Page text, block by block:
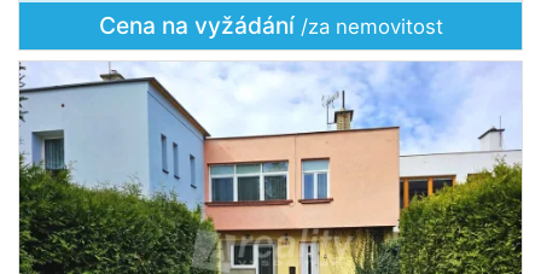
Cena na vyžádání /za nemovitost